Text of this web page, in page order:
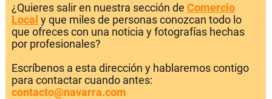
¿Quieres salir en nuestra sección de Comercio
Local y que miles de personas conozcan todo lo
que ofreces con una noticia y fotografías hechas
por profesionales?
Escríbenos a esta dirección y hablaremos contigo
para contactar cuando antes:
contacto@navarra.com